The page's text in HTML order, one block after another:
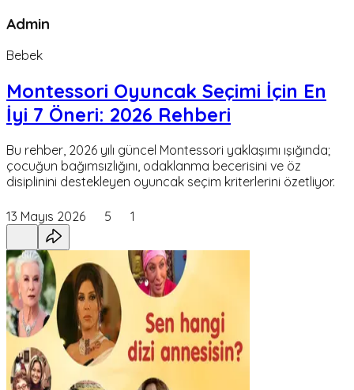
Admin
Bebek
Montessori Oyuncak Seçimi İçin En
İyi 7 Öneri: 2026 Rehberi
Bu rehber, 2026 yılı güncel Montessori yaklaşımı ışığında;
çocuğun bağımsızlığını, odaklanma becerisini ve öz
disiplinini destekleyen oyuncak seçim kriterlerini özetliyor.
13 Mayıs 2026 5 1